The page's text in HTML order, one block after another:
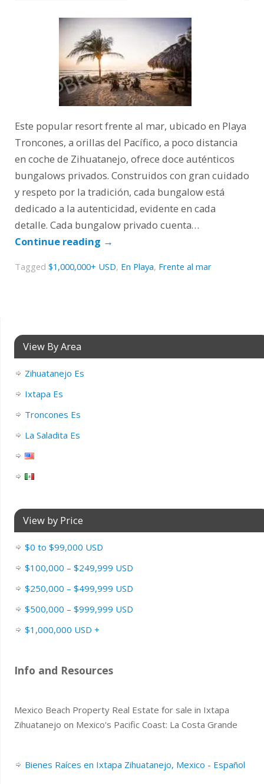
Este popular resort frente al mar, ubicado en Playa
Troncones, a orillas del Pacífico, a poco distancia
en coche de Zihuatanejo, ofrece doce auténticos
bungalows privados. Construidos con gran cuidado
y respeto por la tradición, cada bungalow está
dedicado a la autenticidad, evidente en cada
detalle. Cada bungalow privado cuenta…
Continue reading →
Tagged $1,000,000+ USD, En Playa, Frente al mar
View By Area
Zihuatanejo Es
Ixtapa Es
Troncones Es
La Saladita Es
View by Price
$0 to $99,000 USD
$100,000 – $249,999 USD
$250,000 – $499,999 USD
$500,000 – $999,999 USD
$1,000,000 USD +
Info and Resources
Mexico Beach Property Real Estate for sale in Ixtapa
Zihuatanejo on Mexico's Pacific Coast: La Costa Grande
Bienes Raíces en Ixtapa Zihuatanejo, Mexico - Español